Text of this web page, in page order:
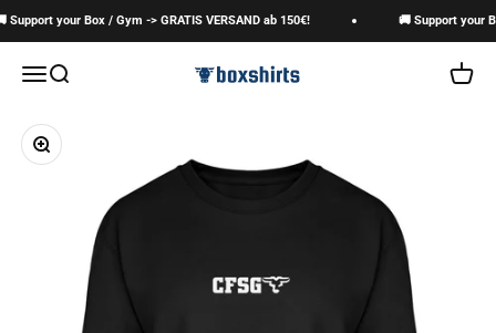
Zum Inhalt springen
Support your Box / Gym -> GRATIS VERSAND ab 150€! 🚚 Support your
Navigationsmenü öffnen
Suche öffnen boxshirts
Bild vergrößern